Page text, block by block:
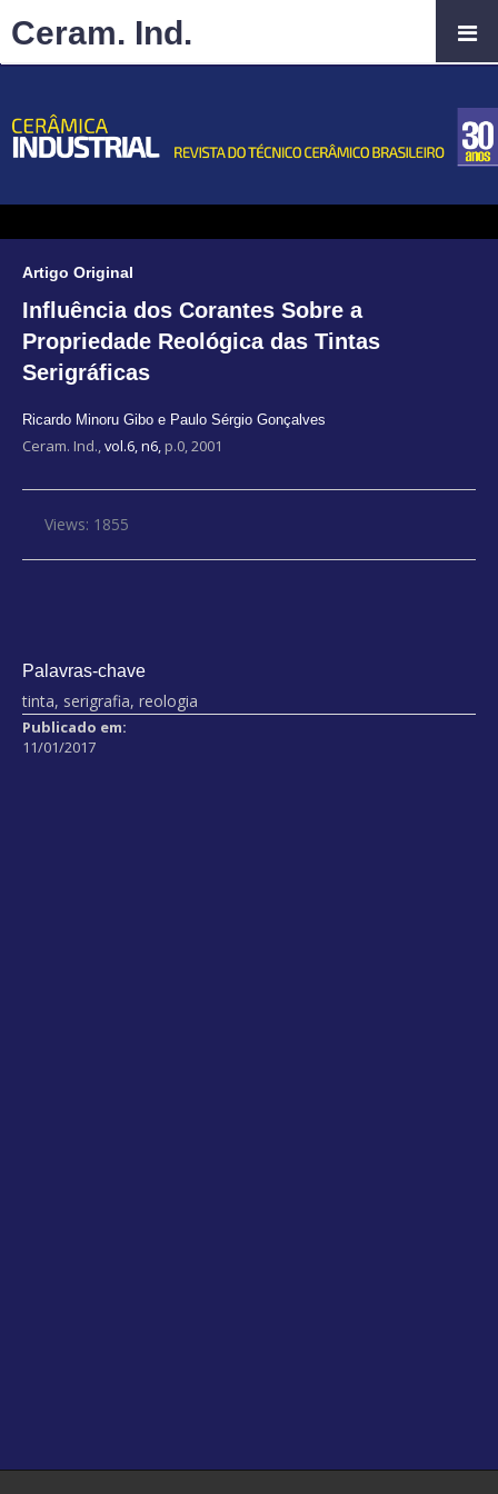
Artigo Original
Influência dos Corantes Sobre a
Propriedade Reológica das Tintas
Serigráficas
Ricardo Minoru Gibo e Paulo Sérgio Gonçalves
Ceram. Ind.,vol.6, n6, p.0, 2001
Views: 1855
Palavras-chave
tinta, serigrafia, reologia
Publicado em:
11/01/2017
Ceram. Ind.